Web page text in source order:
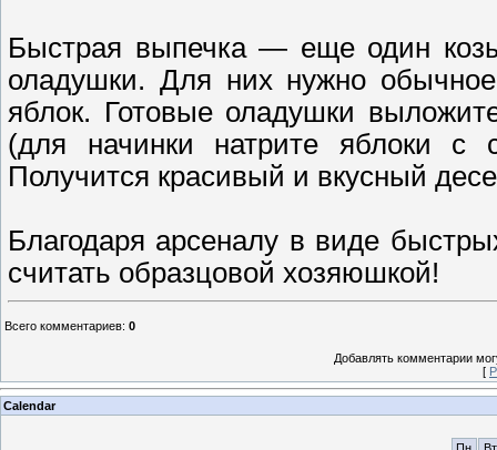
Быстрая выпечка — еще один
оладушки. Для них нужно
яблок. Готовые оладушки
(для начинки натрите яблоки
Получится красивый и вкусный
Благодаря арсеналу в виде
считать образцовой хозяюшкой!
Всего комментариев: 0
Добавлять комментарии
[
Calendar